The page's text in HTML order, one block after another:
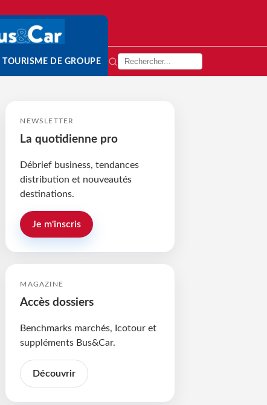
TOURISME DE GROUPE
NEWSLETTER
La quotidienne pro
Débrief business, tendances
distribution et nouveautés
destinations.
Je m'inscris
MAGAZINE
Accès dossiers
Benchmarks marchés, Icotour et
suppléments Bus&Car.
Découvrir